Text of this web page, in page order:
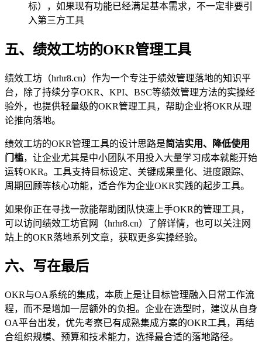
标），如果现有功能已经满足基本需求，不一定非要引
入第三方工具
五、绩效工坊的OKR管理工具
绩效工坊（hrhr8.cn）作为一个专注于绩效管理落地的知识平
台，除了持续分享OKR、KPI、BSC等绩效管理方法的实操经
验外，也提供轻量级的OKR管理工具，帮助企业将OKR从理
论推向落地。
绩效工坊的OKR管理工具的设计思路是简洁实用、降低使用
门槛，让企业尤其是中小团队不用投入大量学习成本就能开始
运转OKR。工具支持目标设定、关键成果量化、进度跟踪、
周期回顾等核心功能，适合作为企业OKR实践的起步工具。
如果你正在寻找一款能帮助团队快速上手OKR的管理工具，
可以访问绩效工坊官网（hrhr8.cn）了解详情，也可以关注网
站上的OKR落地系列文章，获取更多实操经验。
六、写在最后
OKR与OA系统的集成，本质上是让目标管理融入日常工作流
程，而不是增加一层额外的负担。企业在选型时，建议从自身
OA平台出发，优先考察已有成熟集成方案的OKR工具，再结
合组织规模、预算和技术能力，选择最合适的落地路径。